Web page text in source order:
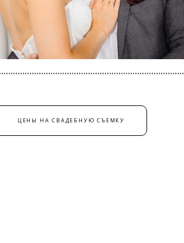
ЦЕНЫ НА СВАДЕБНУЮ СЪЕМКУ